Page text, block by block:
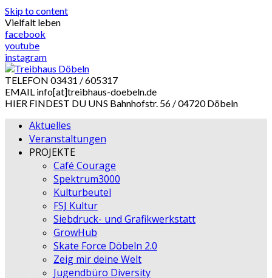
Skip to content
Vielfalt leben
facebook
youtube
instagram
TELEFON 03431 / 605317
EMAIL info[at]treibhaus-doebeln.de
HIER FINDEST DU UNS Bahnhofstr. 56 / 04720 Döbeln
Aktuelles
Veranstaltungen
PROJEKTE
Café Courage
Spektrum3000
Kulturbeutel
FSJ Kultur
Siebdruck- und Grafikwerkstatt
GrowHub
Skate Force Döbeln 2.0
Zeig mir deine Welt
Jugendbüro Diversity